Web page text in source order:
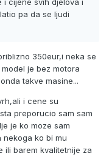
i cijene svih djelova i
pa da se ljudi
350eur,i neka se
je bez motora
takve masine...
i cene su
preporucio sam sam
je ko moze sam
nekoga ko bi mu
ili barem kvalitetnije za